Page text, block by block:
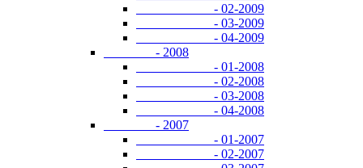
- 02-2009
- 03-2009
- 04-2009
- 2008
- 01-2008
- 02-2008
- 03-2008
- 04-2008
- 2007
- 01-2007
- 02-2007